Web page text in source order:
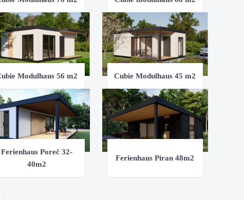
Modulhaus 56 m2 Cubie Modulhaus 45 m2
Ferienhaus Poreč 32-
40m2
Ferienhaus Piran 48m2